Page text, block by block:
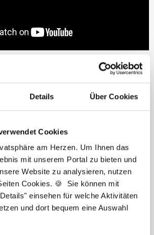
Details Über Cookies
Cookies
am Herzen. Um Ihnen das
mit unserem Portal zu bieten und
Website zu analysieren, nutzen
Cookies. 🍪 Sie können mit
einsehen für welche Aktivitäten
und dort bequem eine Auswahl
Sie sich von unserem Service und
mit dem Deutschen Apotheker